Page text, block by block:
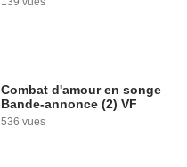
Combat d'amour en songe
Bande-annonce (2) VF
536 vues